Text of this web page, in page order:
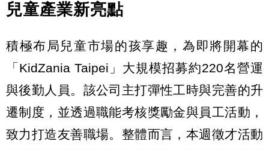
兒童產業新亮點
積極布局兒童市場的孩享趣，為即將開幕的
「KidZania Taipei」大規模招募約220名營運
與後勤人員。該公司主打彈性工時與完善的升
遷制度，並透過職能考核獎勵金與員工活動，
致力打造友善職場。整體而言，本週徵才活動